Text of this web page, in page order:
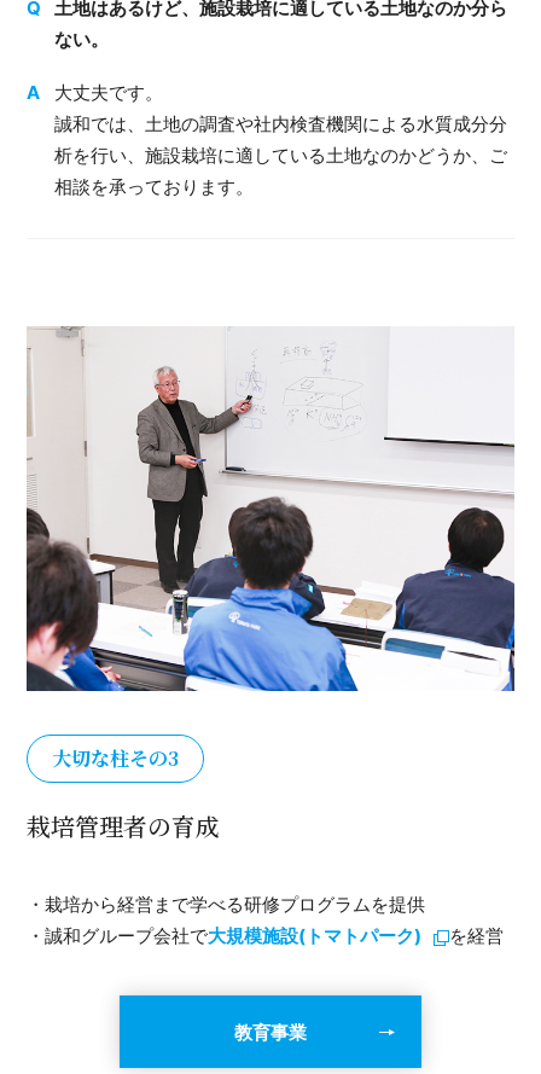
土地はあるけど、施設栽培に適している土地なのか分ら
ない。
大丈夫です。
誠和では、土地の調査や社内検査機関による水質成分分
析を行い、施設栽培に適している土地なのかどうか、ご
相談を承っております。
大切な柱その3
栽培管理者の育成
・栽培から経営まで学べる研修プログラムを提供
・誠和グループ会社で大規模施設(トマトパーク) を経営
教育事業